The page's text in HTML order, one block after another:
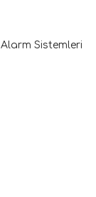
Alarm Sistemleri